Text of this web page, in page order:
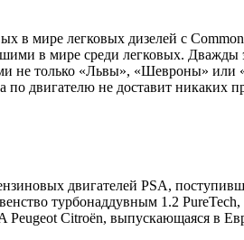
в мире легковых дизелей с
в мире среди легковых. Дважды
не только «Львы», «Шевроны»
двигателю не доставит никаких
двигателей PSA,
турбонаддувным 1.2
Peugeot Citroёn, выпускающаяся